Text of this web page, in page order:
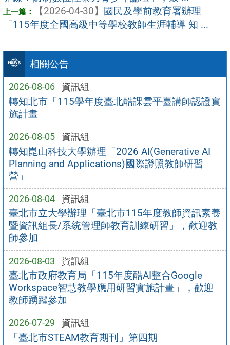
相關公告
2026-08-06 資訊組
轉知北市「115學年度臺北酷課雲平臺講師認證實
施計畫」
2026-08-05 資訊組
轉知崑山科技大學辦理「2026 AI(Generative AI
Planning and Applications)國際證照教師研習
營」
2026-08-04 資訊組
臺北市立大學辦理「臺北市115年度教師資訊素養
暨資訊組長/系統管理師教育訓練研習」，歡迎教
師參加
2026-08-03 資訊組
臺北市政府教育局「115年度酷AI整合Google
Workspace智慧教學應用研習實施計畫」，歡迎
教師踴躍參加
2026-07-29 資訊組
「臺北市STEAM教育期刊」第四期
【2026-04-30】 國民及學前教育署辦理
「115年度全國高級中等學校教師生涯輔導 知 ...